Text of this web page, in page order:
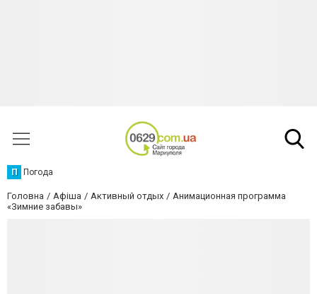
П Погода
Головна Афіша Активный отдых
Анимационная программа
«Зимние забавы»